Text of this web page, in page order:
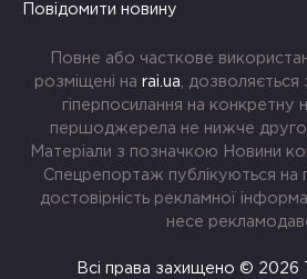
Повідомити новину
Повне або часткове
розміщені на rai.ua ,
гіперпосилання на конкретну
першоджерела не нижче
Матеріали з позначкою Новини
Спецрепортаж публікуються на
достовірність рекламної
несе
Всі права захищено © 2026